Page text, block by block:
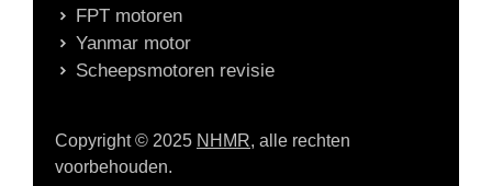
FPT motoren
Yanmar motor
Scheepsmotoren revisie
Copyright © 2025 NHMR, alle rechten
voorbehouden.